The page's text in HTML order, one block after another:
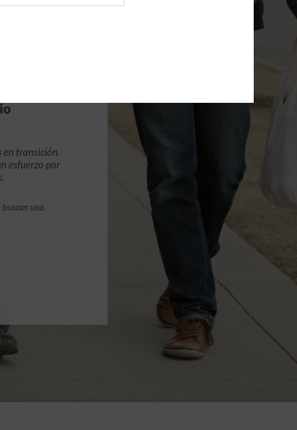
en transición.
esfuerzo por
buscan una